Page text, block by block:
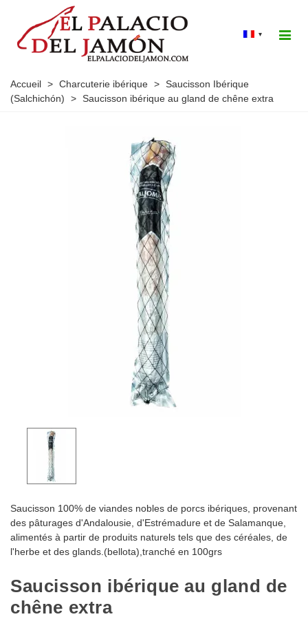
▾
Accueil > Charcuterie ibérique > Saucisson Ibérique
(Salchichón)
> Saucisson ibérique au gland de chêne extra
Saucisson 100% de viandes nobles de porcs ibériques, provenant
des pâturages d'Andalousie, d'Estrémadure et de Salamanque,
alimentés à partir de produits naturels tels que des céréales, de
l'herbe et des glands.(bellota),tranché en 100grs
Saucisson ibérique au gland de
chêne extra